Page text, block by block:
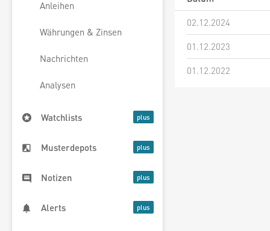
Anleihen
Währungen & Zinsen
Nachrichten
Analysen
Watchlists
Musterdepots
Notizen
Alerts
02.12.2024
01.12.2023
01.12.2022